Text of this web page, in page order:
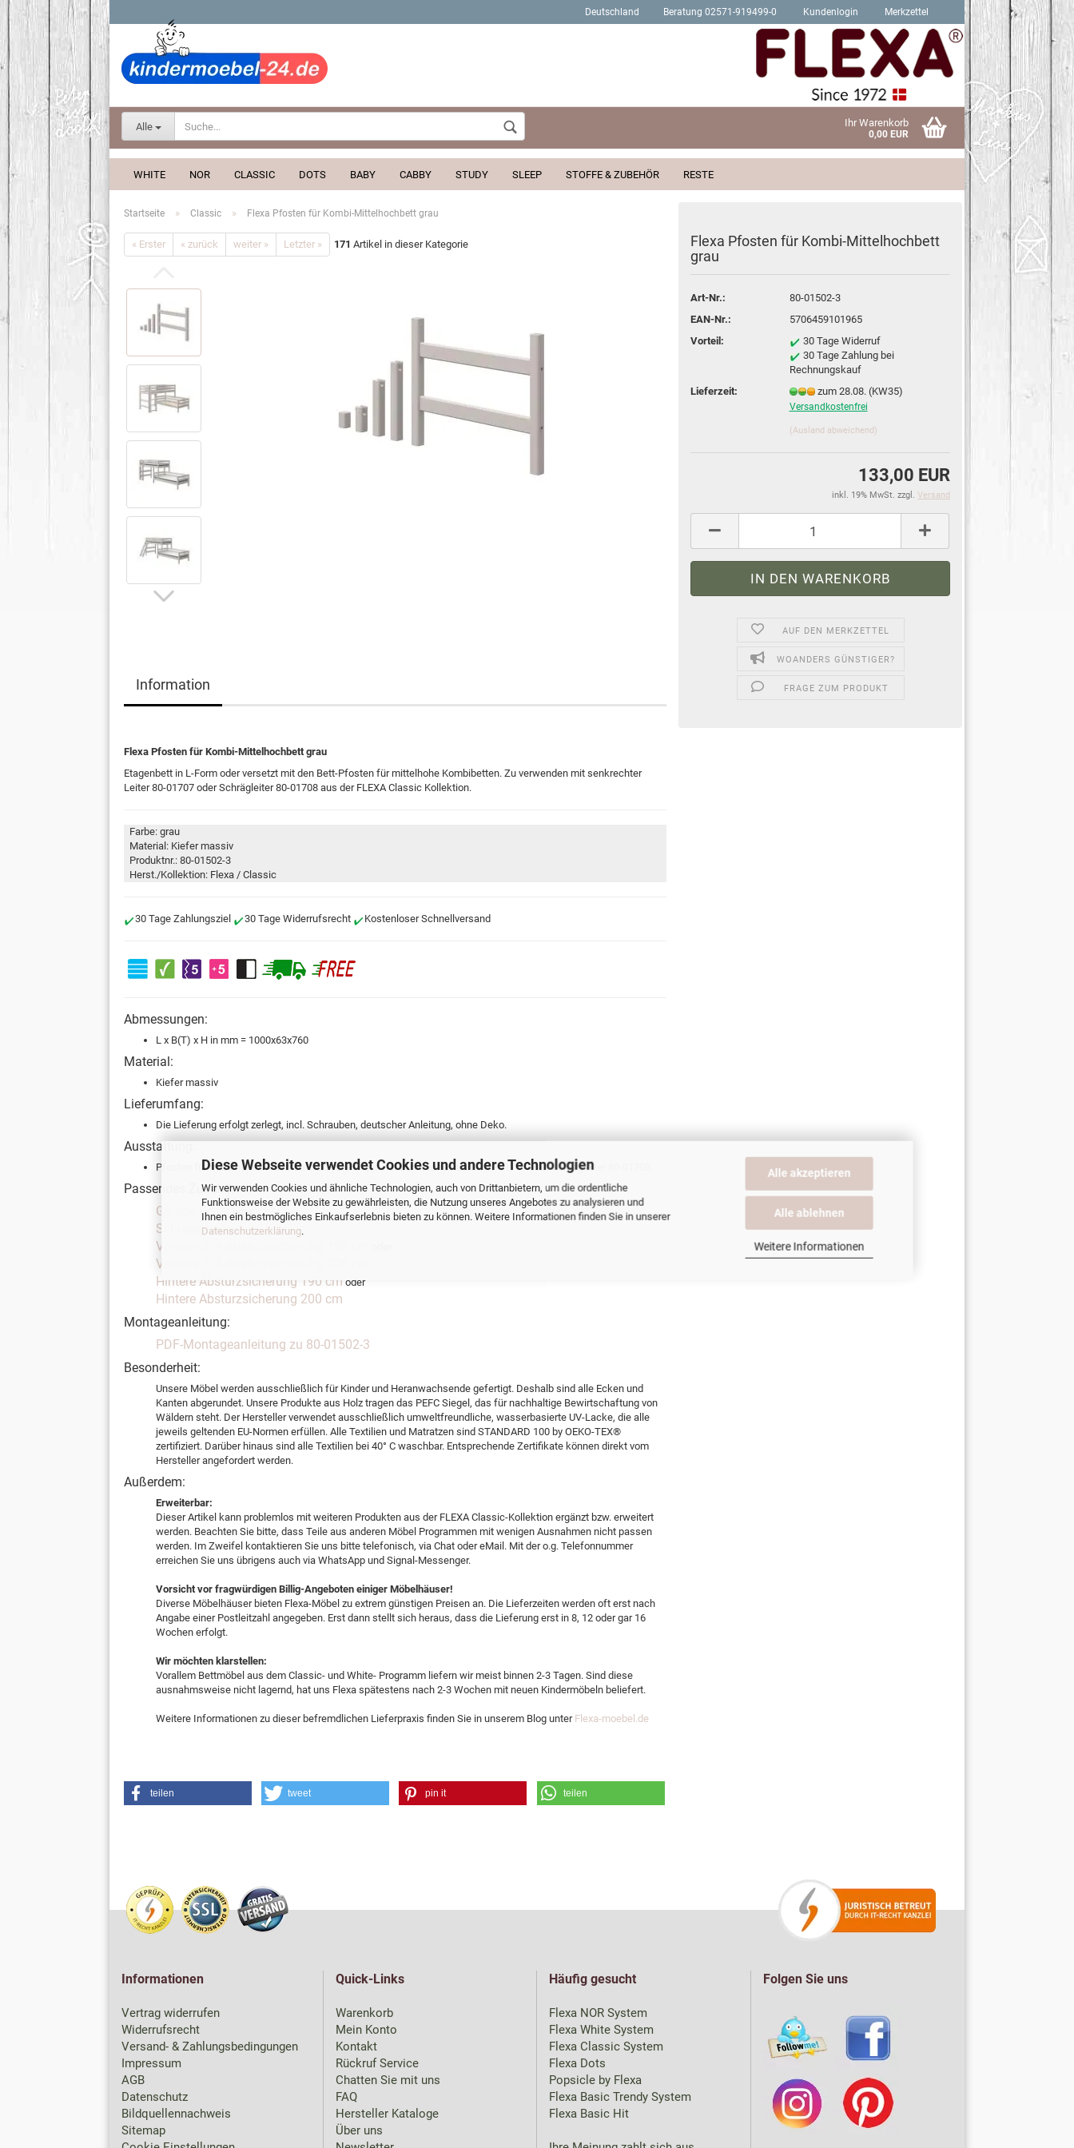
Diese Webseite verwendet Cookies und andere Technologien
Wir verwenden Cookies und ähnliche Technologien, auch von Drittanbietern, um die ordentliche
Funktionsweise der Website zu gewährleisten, die Nutzung unseres Angebotes zu analysieren und
Ihnen ein bestmögliches Einkaufserlebnis bieten zu können. Weitere Informationen finden Sie in unserer
Datenschutzerklärung.
Alle akzeptieren
Alle ablehnen
Weitere Informationen
Deutschland Beratung 02571-919499-0 Kundenlogin
Konto erstellen
Passwort vergessen?
Merkzettel
Alle Ihr Warenkorb
0,00 EUR
WHITE NOR CLASSIC DOTS BABY CABBY STUDY SLEEP STOFFE & ZUBEHÖR RESTE
Schrauben für Hit Produkte
Startseite » Classic » Flexa Pfosten für Kombi-Mittelhochbett grau
« Erster « zurück weiter » Letzter » 171 Artikel in dieser Kategorie
Flexa Pfosten für Kombi-Mittelhochbett
grau
Art-Nr.:
80-01502-3
EAN-Nr.:
5706459101965
Vorteil:
30 Tage Widerruf
30 Tage Zahlung bei
Rechnungskauf
Lieferzeit:
zum 28.08. (KW35)
Versandkostenfrei
(Ausland abweichend)
133,00 EUR
inkl. 19% MwSt. zzgl. Versand
AUF DEN MERKZETTEL
WOANDERS GÜNSTIGER?
FRAGE ZUM PRODUKT
Information
Flexa Pfosten für Kombi-Mittelhochbett grau
Etagenbett in L-Form oder versetzt mit den Bett-Pfosten für mittelhohe Kombibetten. Zu verwenden mit senkrechter
Leiter 80-01707 oder Schrägleiter 80-01708 aus der FLEXA Classic Kollektion.
Farbe: grau
Material: Kiefer massiv
Produktnr.: 80-01502-3
Herst./Kollektion: Flexa / Classic
30 Tage Zahlungsziel 30 Tage Widerrufsrecht Kostenloser Schnellversand
Abmessungen:
L x B(T) x H in mm = 1000x63x760
Material:
Kiefer massiv
Lieferumfang:
Die Lieferung erfolgt zerlegt, incl. Schrauben, deutscher Anleitung, ohne Deko.
Ausstattung:
Pfosten für mittelhohes Kombibett. Zu verwenden mit senkrechter Leiter 80-01707 oder Schrägleiter 80-01708.
Passendes Zubehör:
Gerade Leiter oder
Schräge Leiter
Vordere 3/4-Absturzsicherung 190 cm
Vordere 3/4-Absturzsicherung 200 cm
Hintere Absturzsicherung 190 cm oder
Hintere Absturzsicherung 200 cm
Montageanleitung:
PDF-Montageanleitung zu 80-01502-3
Besonderheit:
Unsere Möbel werden ausschließlich für Kinder und Heranwachsende gefertigt. Deshalb sind alle Ecken und
Kanten abgerundet. Unsere Produkte aus Holz tragen das PEFC Siegel, das für nachhaltige Bewirtschaftung von
Wäldern steht. Der Hersteller verwendet ausschließlich umweltfreundliche, wasserbasierte UV-Lacke, die alle
jeweils geltenden EU-Normen erfüllen. Alle Textilien und Matratzen sind STANDARD 100 by OEKO-TEX®
zertifiziert. Darüber hinaus sind alle Textilien bei 40° C waschbar. Entsprechende Zertifikate können direkt vom
Hersteller angefordert werden.
Außerdem:
Erweiterbar:
Dieser Artikel kann problemlos mit weiteren Produkten aus der FLEXA Classic-Kollektion ergänzt bzw. erweitert
werden. Beachten Sie bitte, dass Teile aus anderen Möbel Programmen mit wenigen Ausnahmen nicht passen
werden. Im Zweifel kontaktieren Sie uns bitte telefonisch, via Chat oder eMail. Mit der o.g. Telefonnummer
erreichen Sie uns übrigens auch via WhatsApp und Signal-Messenger.
Vorsicht vor fragwürdigen Billig-Angeboten einiger Möbelhäuser!
Diverse Möbelhäuser bieten Flexa-Möbel zu extrem günstigen Preisen an. Die Lieferzeiten werden oft erst nach
Angabe einer Postleitzahl angegeben. Erst dann stellt sich heraus, dass die Lieferung erst in 8, 12 oder gar 16
Wochen erfolgt.
Wir möchten klarstellen:
Vorallem Bettmöbel aus dem Classic- und White- Programm liefern wir meist binnen 2-3 Tagen. Sind diese
ausnahmsweise nicht lagernd, hat uns Flexa spätestens nach 2-3 Wochen mit neuen Kindermöbeln beliefert.
Weitere Informationen zu dieser befremdlichen Lieferpraxis finden Sie in unserem Blog unter Flexa-moebel.de
teilen tweet pin it teilen
Informationen
Vertrag widerrufen
Widerrufsrecht
Versand- & Zahlungsbedingungen
Impressum
AGB
Datenschutz
Bildquellennachweis
Sitemap
Quick-Links
Warenkorb
Mein Konto
Kontakt
Rückruf Service
Chatten Sie mit uns
FAQ
Hersteller Kataloge
Über uns
Häufig gesucht
Flexa NOR System
Flexa White System
Flexa Classic System
Flexa Dots
Popsicle by Flexa
Flexa Basic Trendy System
Flexa Basic Hit
Folgen Sie uns